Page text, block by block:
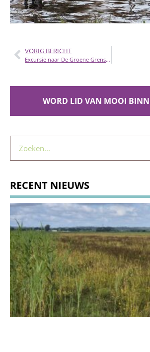
VORIG BERICHT
Excursie naar De Groene Grens op 7 mei
WORD LID VAN MOOI
RECENT NIEUWS